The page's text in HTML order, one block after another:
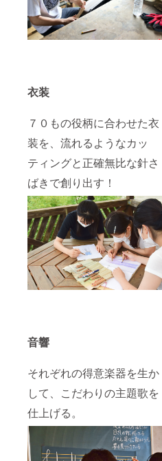
衣装
７０もの役柄に合わせた衣
装を、流れるようなカッ
ティングと正確無比な針さ
ばきで創り出す！
音響
それぞれの得意楽器を生か
して、こだわりの主題歌を
仕上げる。